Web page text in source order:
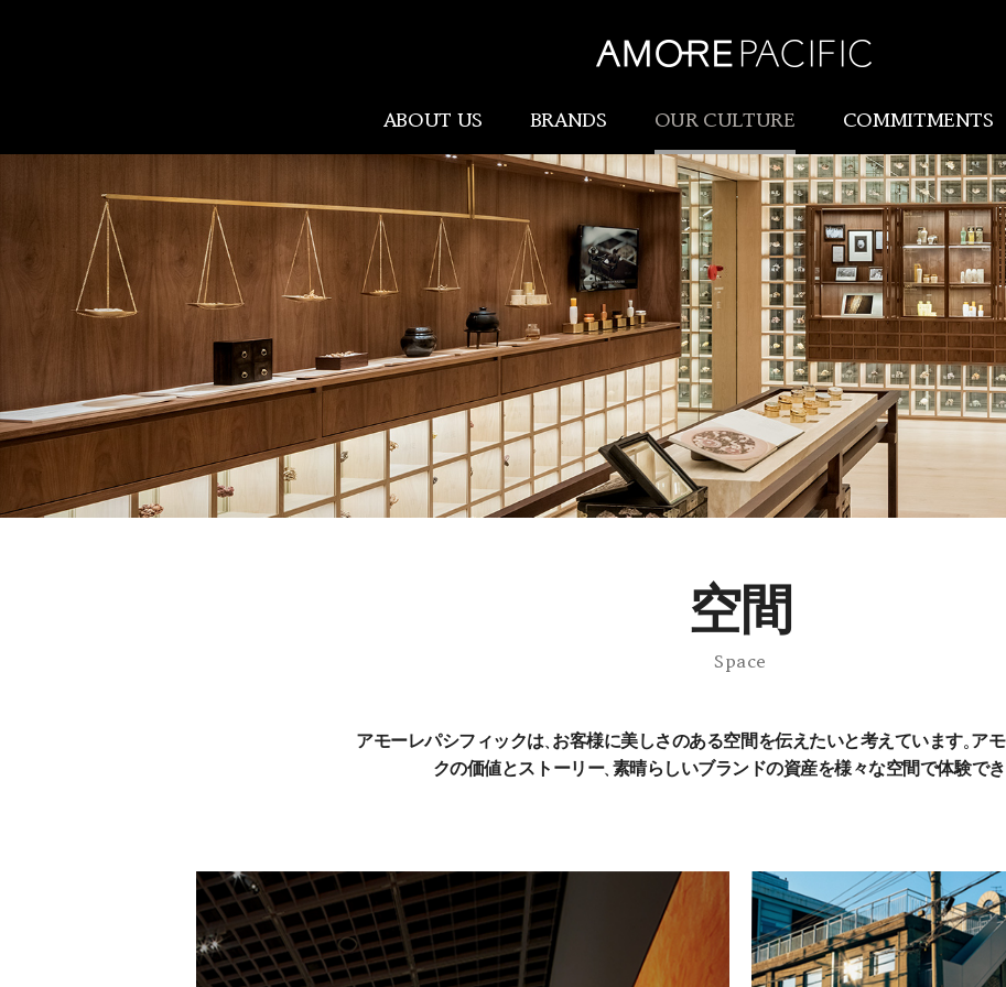
ABOUT US
ABOUT US
人を美しく、世の中を美しく（We Make
A MORE Beautiful World)。アモーレパシ
フィックは、80年にわたり「美と健
康」をリードするという企業使命を持
ち、年齢・性別・文化に関係なく、世
界中の人々が自分らしく美しさを実現
できるよう「New Beauty」という美の未
来をつくります。
Amorepacific
Our Story
Our History
Our Values
Research & Innovation
研究開発
生産物流(SCM)
BRANDS OUR CULTURE COMMITMENTS
空間
Space
アモーレパシフィックは、お客様に美しさのある空間を伝えたいと考えています。ア
クの価値とストーリー、素晴らしいブランドの資産を様々な空間で体験でき